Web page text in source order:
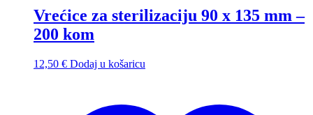
Vrećice za sterilizaciju 90 x 135 mm –
200 kom
12,50 € Dodaj u košaricu